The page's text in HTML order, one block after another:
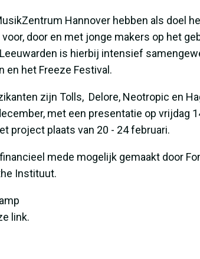
Hannover hebben als doel
door en met jonge makers op het
Leeuwarden is hierbij intensief
en het Freeze Festival .
zijn Tolls, Delore, Neotropic en
met een presentatie op vrijdag
project plaats van 20 - 24 februari.
mede mogelijk gemaakt door
Instituut.
link.